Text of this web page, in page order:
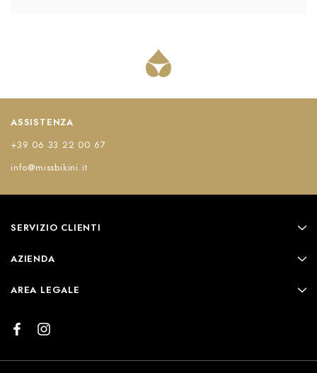
ASSISTENZA
+39 06 33 22 00 67
info@missbikini.it
SERVIZIO CLIENTI
AZIENDA
AREA LEGALE